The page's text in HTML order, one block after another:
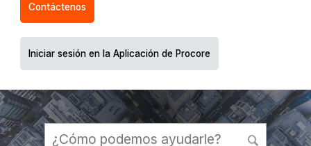
Contáctenos
Iniciar sesión en la Aplicación de Procore